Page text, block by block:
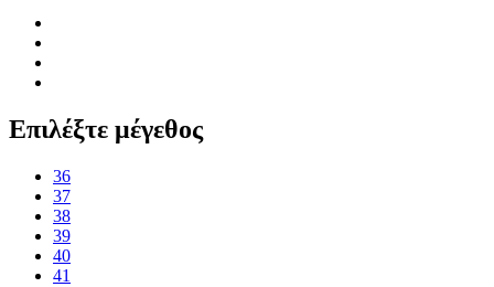
Επιλέξτε μέγεθος
36
37
38
39
40
41